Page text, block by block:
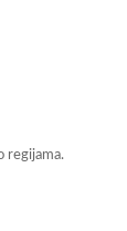
regijama.